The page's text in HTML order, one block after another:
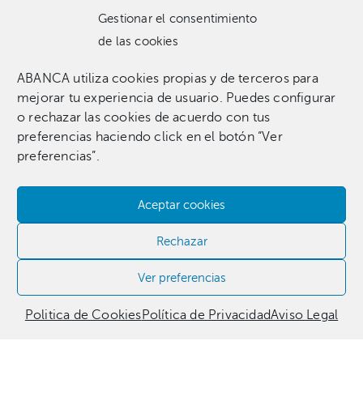
Gestionar el consentimiento
de las cookies
ABANCA utiliza cookies propias y de terceros para
mejorar tu experiencia de usuario. Puedes configurar
o rechazar las cookies de acuerdo con tus
preferencias haciendo click en el botón “Ver
preferencias”.
Aceptar cookies
Rechazar
Ver preferencias
Politica de CookiesPolítica de PrivacidadAviso Legal
Una colección que incluye 1.369 obras entre pinturas,
esculturas, fotografías, grabados, dibujos e instalaciones
pertenecientes a 255 artistas.​
Contacta con nosotros​